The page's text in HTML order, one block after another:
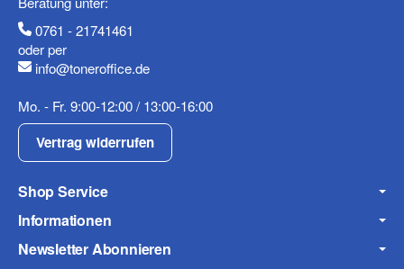
Frage zum Artikel
Ihre Frage
0761 - 21741461
oder per
info@toneroffice.de
Mo. - Fr. 9:00-12:00 / 13:00-16:00
Vertrag widerrufen
Shop Service
Informationen
Newsletter Abonnieren